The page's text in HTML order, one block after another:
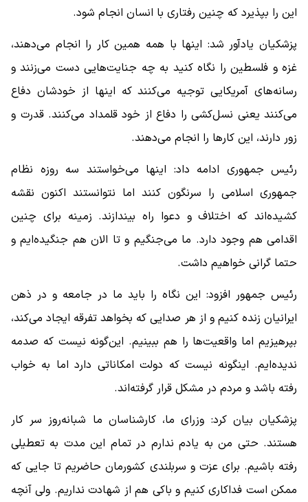
این را بپذیرد که چنین رفتاری با انسان انجام شود.
پزشکیان یادآور شد: اینها با همه همین کار را انجام می‌دهند،
غزه و فلسطین را نگاه کنید به چه جنایت‌هایی دست می‌زنند و
رسانه‌های آمریکایی توجیه می‌کنند که اینها از خودشان دفاع
می‌کنند یعنی نسل‌کشی را دفاع از خود قلمداد می‌کنند. قدرت و
زور دارند، این کارها را انجام می‌دهند.
رئیس جمهوری ادامه داد: اینها می‌خواستند سه روزه نظام
جمهوری اسلامی را سرنگون کنند اما نتوانستند اکنون نقشه
کشیده‌اند که اختلاف‌ و دعوا راه بیندازند. زمینه برای چنین
اقدامی هم وجود دارد. ما می‌جنگیم و تا الان هم جنگیده‌ایم و
حتما گرانی خواهیم داشت.
رئیس جمهور افزود: این نگاه را باید ما در جامعه و در ذهن
ایرانیان زنده کنیم و از هر صدایی که بخواهد تفرقه ایجاد می‌کند،
بپرهیزیم اما واقعیت‌ها را هم ببینیم. این‌گونه نیست که صدمه
ندیده‌ایم. اینگونه نیست که دولت امکاناتی دارد اما به خواب
رفته باشد و مردم در مشکل قرار گرفته‌اند.
پزشکیان بیان کرد: وزرای ما، کارشناسان ما شبانه‌روز سر کار
هستند. حتی من به یادم ندارم در تمام این مدت به تعطیلی
رفته باشیم. برای عزت و سربلندی کشورمان حاضریم تا جایی که
ممکن است فداکاری کنیم و باکی هم از شهادت نداریم. ولی آنچه